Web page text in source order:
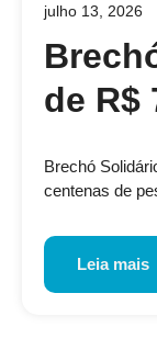
julho 13, 2026
de R$
Brechó
centenas de
Leia mais